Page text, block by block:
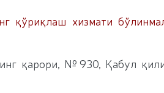
қўриқлаш хизмати
қарори, №930, Қабул